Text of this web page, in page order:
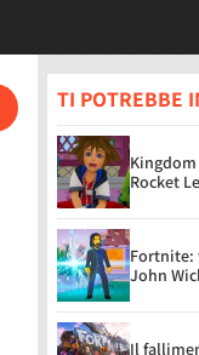
TI POTREBBE
Rocket
Fortnite:
John
Il